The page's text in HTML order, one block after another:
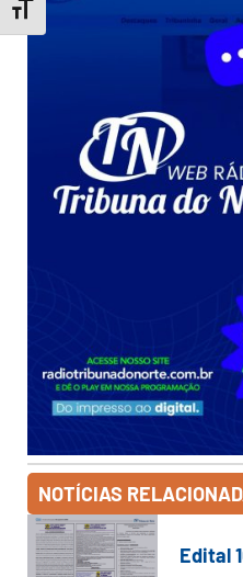
Toggle Font size
NOTÍCIAS
Edital